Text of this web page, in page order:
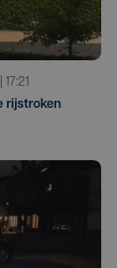
rijstroken